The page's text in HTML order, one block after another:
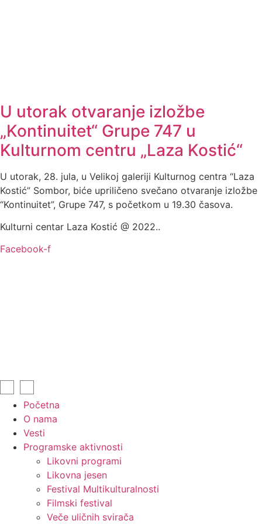
U utorak otvaranje izložbe
„Kontinuitet“ Grupe 747 u
Kulturnom centru „Laza Kostić“
U utorak, 28. jula, u Velikoj galeriji Kulturnog centra “Laza
Kostić” Sombor, biće upriličeno svečano otvaranje izložbe
“Kontinuitet”, Grupe 747, s početkom u 19.30 časova.
Kulturni centar Laza Kostić @ 2022..
Facebook-f
Početna
O nama
Vesti
Programske aktivnosti
Likovni programi
Likovna jesen
Festival Multikulturalnosti
Filmski festival
Veče uličnih svirača